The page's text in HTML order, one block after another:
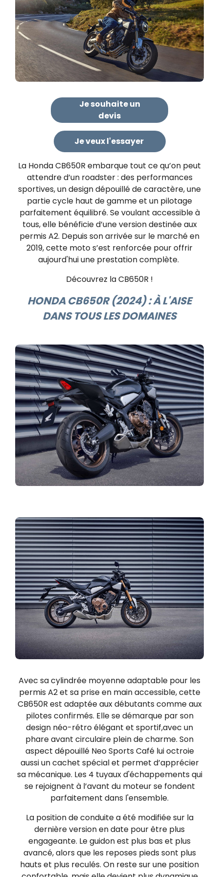
Je souhaite un
devis​
Je veux l'essayer
La Honda CB650R embarque tout ce qu’on peut
attendre d’un roadster : des performances
sportives, un design dépouillé de caractère, une
partie cycle haut de gamme et un pilotage
parfaitement équilibré. Se voulant accessible à
tous, elle bénéficie d’une version destinée aux
permis A2. Depuis son arrivée sur le marché en
2019, cette moto s’est renforcée pour offrir
aujourd'hui une prestation complète.
Découvrez la CB650R !
HONDA CB650R (2024) : À L'AISE
DANS TOUS LES DOMAINES​
Avec sa cylindrée moyenne adaptable pour les
permis A2 et sa prise en main accessible, cette
CB650R est adaptée aux débutants comme aux
pilotes confirmés. Elle se démarque par son
design néo-rétro élégant et sportif,avec un
phare avant circulaire plein de charme. Son
aspect dépouillé Neo Sports Café lui octroie
aussi un cachet spécial et permet d’apprécier
sa mécanique. Les 4 tuyaux d'échappements qui
se rejoignent à l’avant du moteur se fondent
parfaitement dans l'ensemble.
La position de conduite a été modifiée sur la
dernière version en date pour être plus
engageante. Le guidon est plus bas et plus
avancé, alors que les reposes pieds sont plus
hauts et plus reculés. On reste sur une position